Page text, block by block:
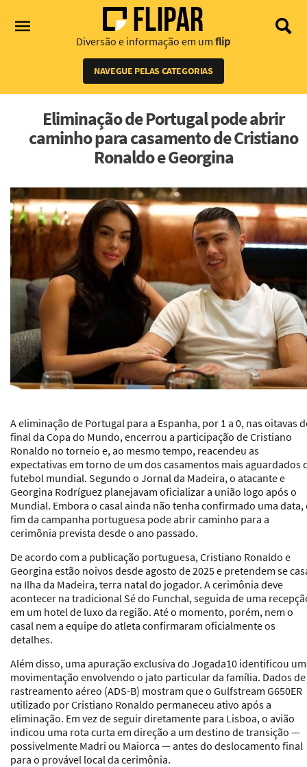
Diversão e informação em um flip
NAVEGUE PELAS CATEGORIAS
Eliminação de Portugal pode abrir
caminho para casamento de Cristiano
Ronaldo e Georgina
A eliminação de Portugal para a Espanha, por 1 a 0, nas oitavas
final da Copa do Mundo, encerrou a participação de Cristiano
Ronaldo no torneio e, ao mesmo tempo, reacendeu as
expectativas em torno de um dos casamentos mais aguardados
futebol mundial. Segundo o Jornal da Madeira, o atacante e
Georgina Rodríguez planejavam oficializar a união logo após o
Mundial. Embora o casal ainda não tenha confirmado uma data,
fim da campanha portuguesa pode abrir caminho para a
cerimônia prevista desde o ano passado.
De acordo com a publicação portuguesa, Cristiano Ronaldo e
Georgina estão noivos desde agosto de 2025 e pretendem se
na Ilha da Madeira, terra natal do jogador. A cerimônia deve
acontecer na tradicional Sé do Funchal, seguida de uma
em um hotel de luxo da região. Até o momento, porém, nem o
casal nem a equipe do atleta confirmaram oficialmente os
detalhes.
Além disso, uma apuração exclusiva do Jogada10 identificou
movimentação envolvendo o jato particular da família. Dados de
rastreamento aéreo (ADS-B) mostram que o Gulfstream G650ER
utilizado por Cristiano Ronaldo permaneceu ativo após a
eliminação. Em vez de seguir diretamente para Lisboa, o avião
indicou uma rota curta em direção a um destino de transição —
possivelmente Madri ou Maiorca — antes do deslocamento final
para o provável local da cerimônia.